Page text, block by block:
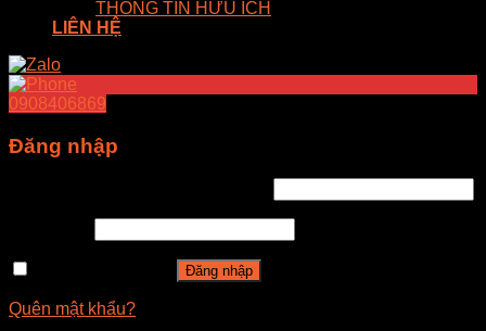
THÔNG TIN HỮU ÍCH
LIÊN HỆ
0908406869
Đăng nhập
Đăng nhập
Quên mật khẩu?